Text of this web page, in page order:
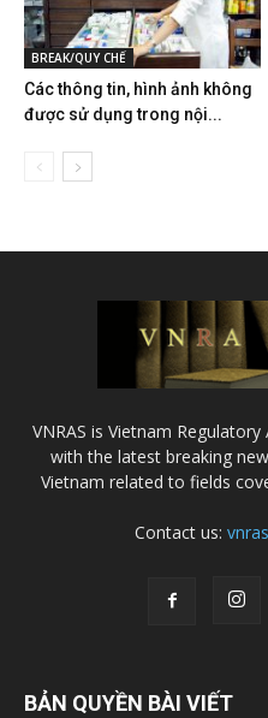
BREAK/QUY CHẾ
Các thông tin, hình ảnh không
được sử dụng trong nội...
VNRAS is Vietnam
with the latest breaking
Vietnam related to fields
Contact us:
BẢN QUYỀN BÀI VIẾT